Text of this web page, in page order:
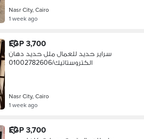
Nasr City, Cairo
1 week ago
EGP 3,700
سراير حديد للعمال ملل حديد دهان
الكتروستاتيك/01002782606
Nasr City, Cairo
1 week ago
EGP 3,700